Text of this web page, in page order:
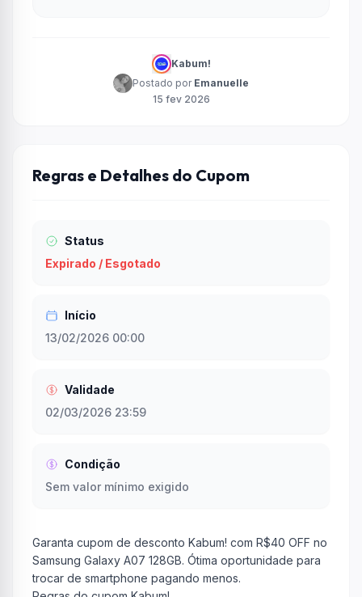
Kabum!
Postado por Emanuelle
15 fev 2026
Regras e Detalhes do Cupom
Status
Expirado / Esgotado
Início
13/02/2026 00:00
Validade
02/03/2026 23:59
Condição
Sem valor mínimo exigido
Garanta cupom de desconto Kabum! com R$40 OFF no
Samsung Galaxy A07 128GB. Ótima oportunidade para
trocar de smartphone pagando menos.